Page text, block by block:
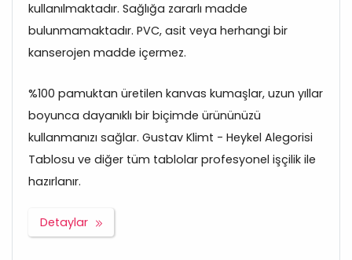
kullanılmaktadır. Sağlığa zararlı madde
bulunmamaktadır. PVC, asit veya herhangi bir
kanserojen madde içermez.
%100 pamuktan üretilen kanvas kumaşlar, uzun yıllar
boyunca dayanıklı bir biçimde ürününüzü
kullanmanızı sağlar. Gustav Klimt - Heykel Alegorisi
Tablosu ve diğer tüm tablolar profesyonel işçilik ile
hazırlanır.
Detaylar